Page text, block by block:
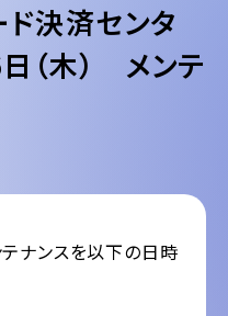
ド決済センタ
木） メンテ
ナンスを以下の日時